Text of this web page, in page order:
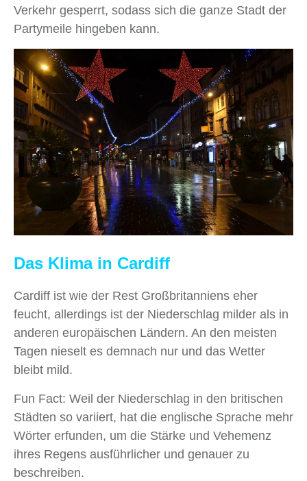
Verkehr gesperrt, sodass sich die ganze Stadt der
Partymeile hingeben kann.
Das Klima in Cardiff
Cardiff ist wie der Rest Großbritanniens eher
feucht, allerdings ist der Niederschlag milder als in
anderen europäischen Ländern. An den meisten
Tagen nieselt es demnach nur und das Wetter
bleibt mild.
Fun Fact: Weil der Niederschlag in den britischen
Städten so variiert, hat die englische Sprache mehr
Wörter erfunden, um die Stärke und Vehemenz
ihres Regens ausführlicher und genauer zu
beschreiben.